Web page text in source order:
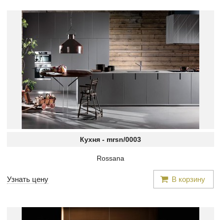
Кухня - mrsn/0003
Rossana
Узнать цену В корзину